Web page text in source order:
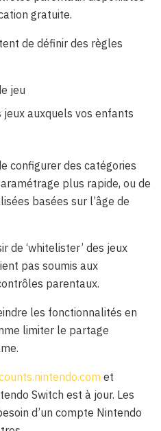
gratuite.
de définir des règles
jeu
auxquels vos enfants
configurer des catégories
plus rapide, ou de
basées sur l’âge de
de ‘whitelister’ des jeux
pas soumis aux
parentaux.
les fonctionnalités en
limiter le partage
et
Switch est à jour. Les
d’un compte Nintendo